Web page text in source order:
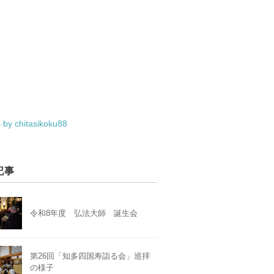
by chitasikoku88
事
令和8年度 弘法大師 誕生会
第26回「知多四国寿詣る会」巡拝
の様子